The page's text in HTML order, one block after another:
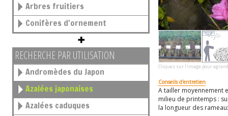
Arbres fruitiers
Conifères d'ornement
RECHERCHE PAR UTILISATION
Andromèdes du Japon
Azalées japonaises
Azalées caduques
Cliquez sur l'image pour
Conseils d'entretien
A tailler moyennement
milieu de printemps :
la longueur des